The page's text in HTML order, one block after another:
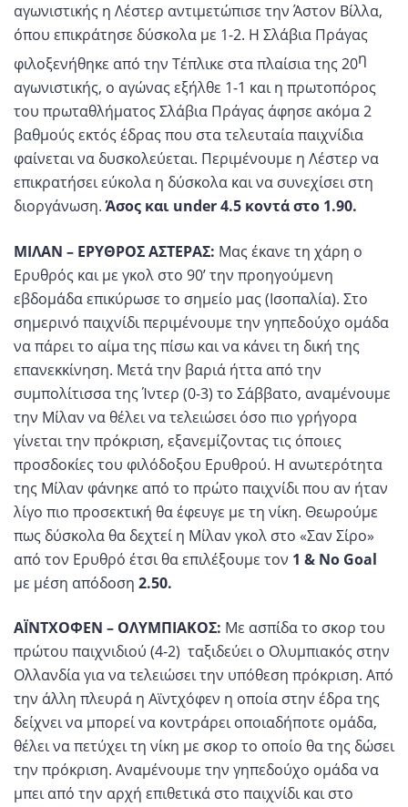
αγωνιστικής η Λέστερ αντιμετώπισε την Άστον Βίλλα,
όπου επικράτησε δύσκολα με 1-2. Η Σλάβια Πράγας
φιλοξενήθηκε από την Τέπλικε στα πλαίσια της 20η
αγωνιστικής, ο αγώνας εξήλθε 1-1 και η πρωτοπόρος
του πρωταθλήματος Σλάβια Πράγας άφησε ακόμα 2
βαθμούς εκτός έδρας που στα τελευταία παιχνίδια
φαίνεται να δυσκολεύεται. Περιμένουμε η Λέστερ να
επικρατήσει εύκολα η δύσκολα και να συνεχίσει στη
διοργάνωση.Άσος και under 4.5 κοντά στο 1.90.
ΜΙΛΑΝ – ΕΡΥΘΡΟΣ ΑΣΤΕΡΑΣ: Μας έκανε τη χάρη ο
Ερυθρός και με γκολ στο 90’ την προηγούμενη
εβδομάδα επικύρωσε το σημείο μας (Ισοπαλία). Στο
σημερινό παιχνίδι περιμένουμε την γηπεδούχο ομάδα
να πάρει το αίμα της πίσω και να κάνει τη δική της
επανεκκίνηση. Μετά την βαριά ήττα από την
συμπολίτισσα της Ίντερ (0-3) το Σάββατο, αναμένουμε
την Μίλαν να θέλει να τελειώσει όσο πιο γρήγορα
γίνεται την πρόκριση, εξανεμίζοντας τις όποιες
προσδοκίες του φιλόδοξου Ερυθρού. Η ανωτερότητα
της Μίλαν φάνηκε από το πρώτο παιχνίδι που αν ήταν
λίγο πιο προσεκτική θα έφευγε με τη νίκη. Θεωρούμε
πως δύσκολα θα δεχτεί η Μίλαν γκολ στο «Σαν Σίρο»
από τον Ερυθρό έτσι θα επιλέξουμε τον 1 & No Goal
με μέση απόδοση 2.50.
ΑΪΝΤΧΟΦΕΝ – ΟΛΥΜΠΙΑΚΟΣ: Με ασπίδα το σκορ του
πρώτου παιχνιδιού (4-2) ταξιδεύει ο Ολυμπιακός στην
Ολλανδία για να τελειώσει την υπόθεση πρόκριση. Από
την άλλη πλευρά η Αϊντχόφεν η οποία στην έδρα της
δείχνει να μπορεί να κοντράρει οποιαδήποτε ομάδα,
θέλει να πετύχει τη νίκη με σκορ το οποίο θα της δώσει
την πρόκριση. Αναμένουμε την γηπεδούχο ομάδα να
μπει από την αρχή επιθετικά στο παιχνίδι και στο